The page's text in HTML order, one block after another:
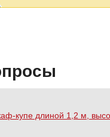
купе длиной 1,2 м,